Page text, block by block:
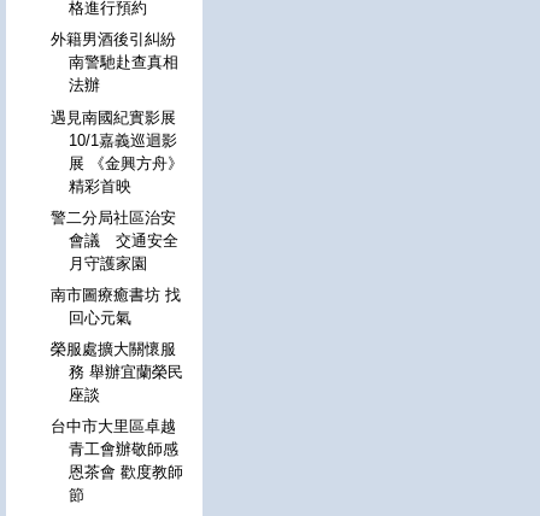
格進行預約
外籍男酒後引糾紛
南警馳赴查真相
法辦
遇見南國紀實影展
10/1嘉義巡迴影
展 《金興方舟》
精彩首映
警二分局社區治安
會議 交通安全
月守護家園
南市圖療癒書坊 找
回心元氣
榮服處擴大關懷服
務 舉辦宜蘭榮民
座談
台中市大里區卓越
青工會辦敬師感
恩茶會 歡度教師
節